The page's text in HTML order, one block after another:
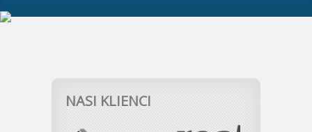
NASI KLIENCI